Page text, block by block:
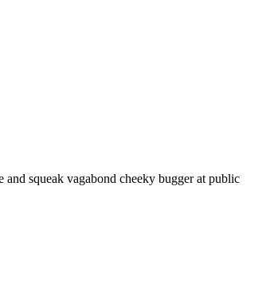
squeak vagabond cheeky bugger at public